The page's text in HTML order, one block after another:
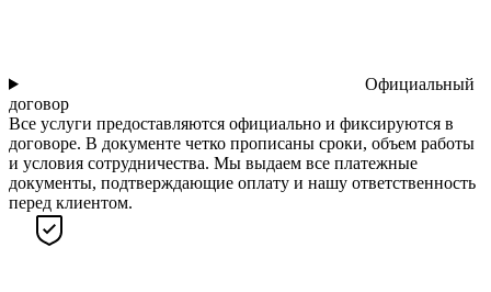
Официальный
договор
Все услуги предоставляются официально и фиксируются в
договоре. В документе четко прописаны сроки, объем работы
и условия сотрудничества. Мы выдаем все платежные
документы, подтверждающие оплату и нашу ответственность
перед клиентом.